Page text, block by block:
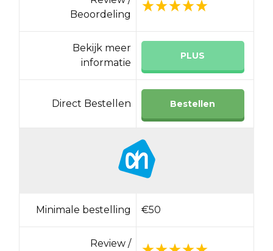
Beoordeling
Bekijk meer
informatie
PLUS
Direct Bestellen Bestellen
Minimale bestelling €50
Review /